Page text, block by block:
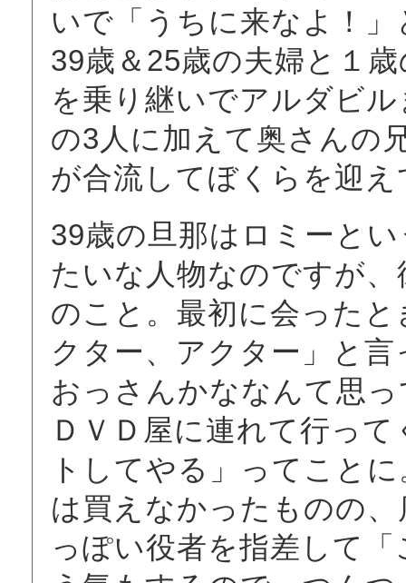
いで「うちに来なよ！
39歳＆25歳の夫婦と１
を乗り継いでアルダビ
の3人に加えて奥さんの
が合流してぼくらを迎
39歳の旦那はロミーと
たいな人物なのですが
のこと。最初に会った
クター、アクター」と
おっさんかななんて思
ＤＶＤ屋に連れて行っ
トしてやる」ってこと
は買えなかったものの
っぽい役者を指差して